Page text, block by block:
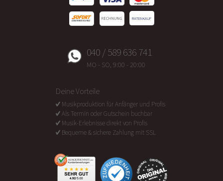
040 / 589 636 741
MO - SO, 9:00 - 20:00
Deine Vorteile
Musikproduktion für Anfänger und Profis
Als Termin oder Gutschein buchbar
Musik-Erlebnisse direkt von Profis
Bequeme & sichere Zahlung mit SSL